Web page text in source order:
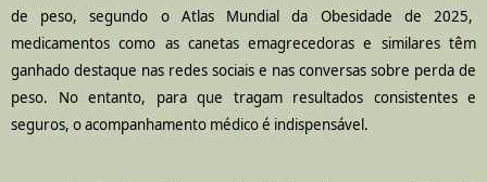
de peso, segundo o Atlas Mundial da Obesidade de 2025,
medicamentos como as canetas emagrecedoras e similares têm
ganhado destaque nas redes sociais e nas conversas sobre perda de
peso. No entanto, para que tragam resultados consistentes e
seguros, o acompanhamento médico é indispensável.